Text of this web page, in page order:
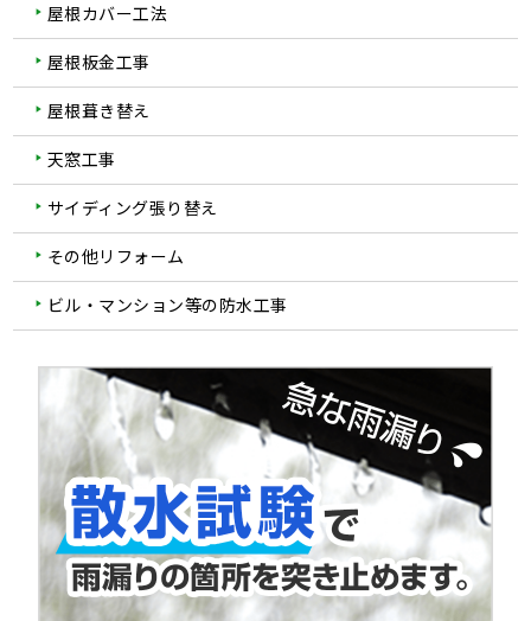
屋根カバー工法
屋根板金工事
屋根葺き替え
天窓工事
サイディング張り替え
その他リフォーム
ビル・マンション等の防水工事